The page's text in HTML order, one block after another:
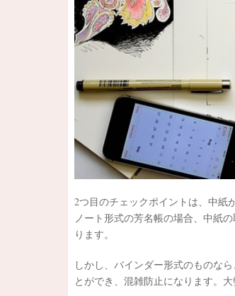
2つ目のチェックポイントは、中紙
ノート形式の芳名帳の場合、中紙
ります。
しかし、バインダー形式のものな
とができ、混雑防止になります。